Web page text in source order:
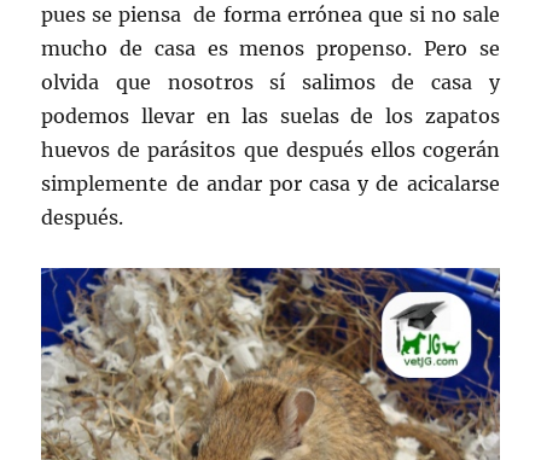
pues se piensa de forma errónea que si no sale
mucho de casa es menos propenso. Pero se
olvida que nosotros sí salimos de casa y
podemos llevar en las suelas de los zapatos
huevos de parásitos que después ellos cogerán
simplemente de andar por casa y de acicalarse
después.